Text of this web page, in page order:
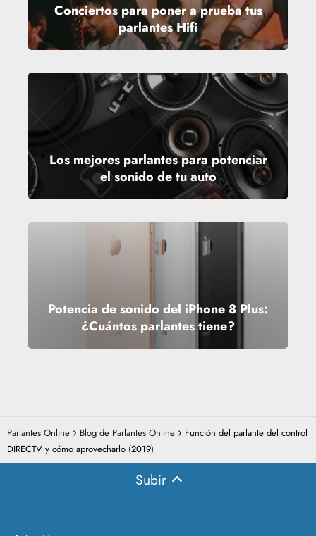
Conciertos para poner a prueba tus
parlantes Hifi
Los mejores parlantes para potenciar
el sonido de tu auto
Potencia de sonido del iPhone 8 Plus:
¿Cuántos parlantes tiene?
Parlantes Online Blog de Parlantes Online
Función del parlante del control
DIRECTV y cómo aprovecharlo (2019)
Subir